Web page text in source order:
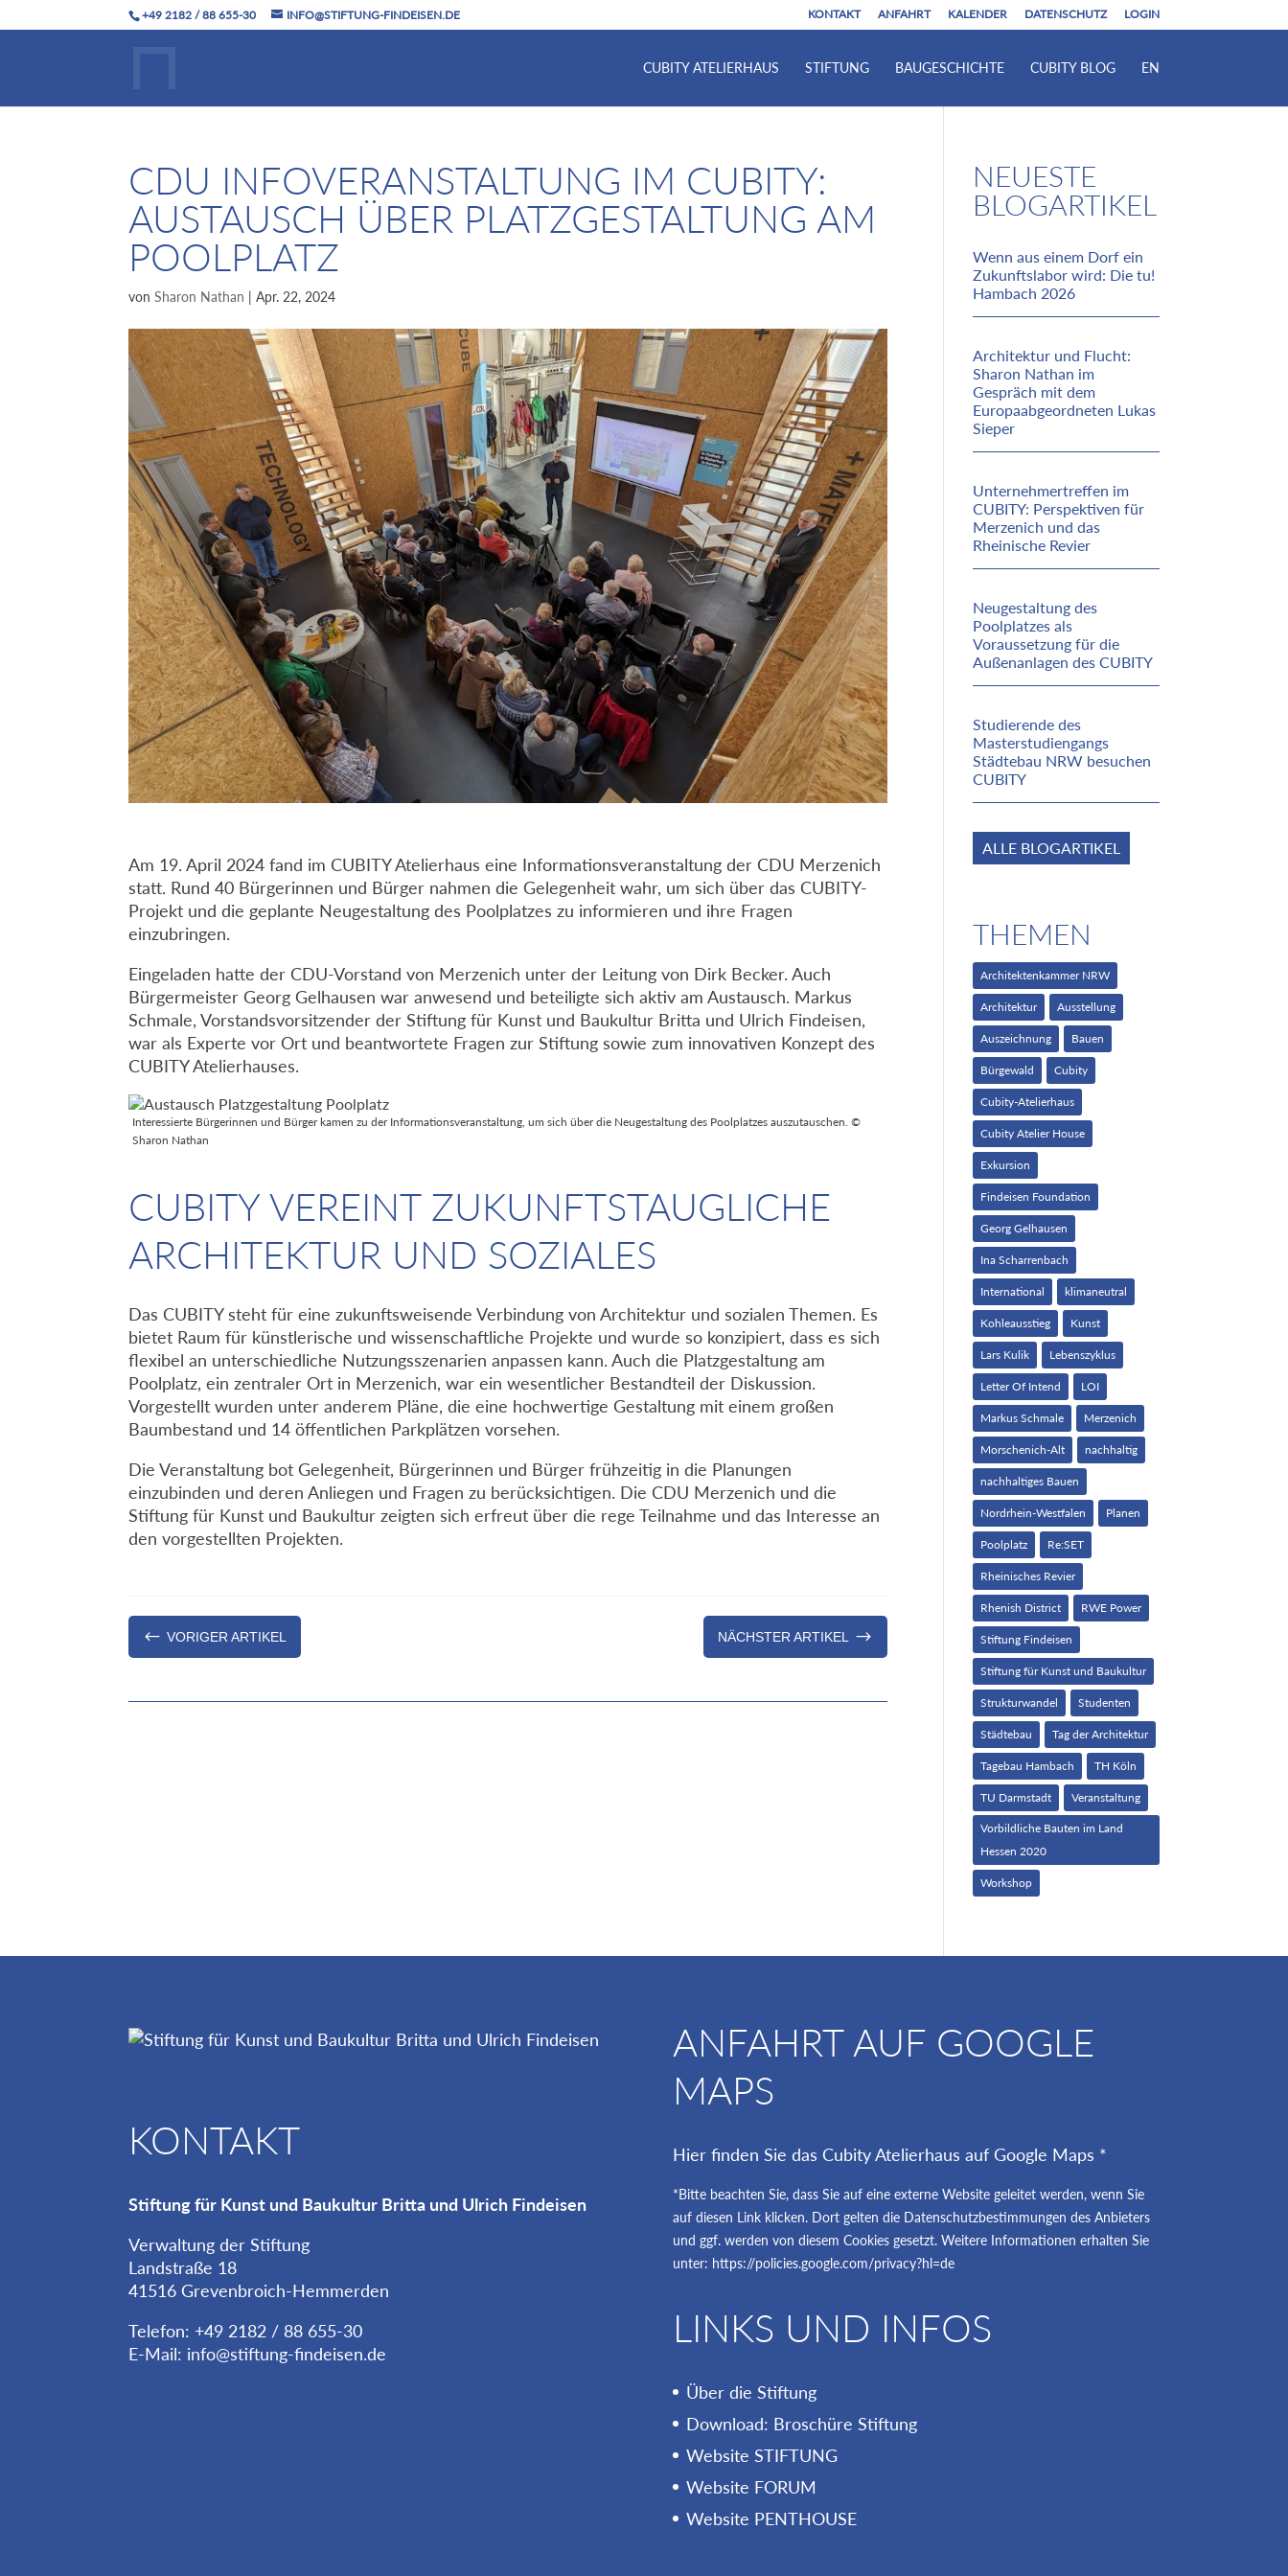
+49 2182 / 88 655-30 INFO@STIFTUNG-FINDEISEN.DE KONTAKT ANFAHRT KALENDER DATENSCHUTZ LOGIN
CUBITY ATELIERHAUS STIFTUNG BAUGESCHICHTE CUBITY BLOG EN
CDU INFOVERANSTALTUNG IM CUBITY:
AUSTAUSCH ÜBER PLATZGESTALTUNG AM
POOLPLATZ
vonSharon Nathan |Apr. 22, 2024
Am 19. April 2024 fand im CUBITY Atelierhaus eine Informationsveranstaltung der CDU Merzenich
statt. Rund 40 Bürgerinnen und Bürger nahmen die Gelegenheit wahr, um sich über das CUBITY-
Projekt und die geplante Neugestaltung des Poolplatzes zu informieren und ihre Fragen
einzubringen.
Eingeladen hatte der CDU-Vorstand von Merzenich unter der Leitung von Dirk Becker. Auch
Bürgermeister Georg Gelhausen war anwesend und beteiligte sich aktiv am Austausch. Markus
Schmale, Vorstandsvorsitzender der Stiftung für Kunst und Baukultur Britta und Ulrich Findeisen,
war als Experte vor Ort und beantwortete Fragen zur Stiftung sowie zum innovativen Konzept des
CUBITY Atelierhauses.
Interessierte Bürgerinnen und Bürger kamen zu der Informationsveranstaltung, um sich über die Neugestaltung des Poolplatzes auszutauschen. ©
Sharon Nathan
CUBITY VEREINT ZUKUNFTSTAUGLICHE
ARCHITEKTUR UND SOZIALES
Das CUBITY steht für eine zukunftsweisende Verbindung von Architektur und sozialen Themen. Es
bietet Raum für künstlerische und wissenschaftliche Projekte und wurde so konzipiert, dass es sich
flexibel an unterschiedliche Nutzungsszenarien anpassen kann. Auch die Platzgestaltung am
Poolplatz, ein zentraler Ort in Merzenich, war ein wesentlicher Bestandteil der Diskussion.
Vorgestellt wurden unter anderem Pläne, die eine hochwertige Gestaltung mit einem großen
Baumbestand und 14 öffentlichen Parkplätzen vorsehen.
Die Veranstaltung bot Gelegenheit, Bürgerinnen und Bürger frühzeitig in die Planungen
einzubinden und deren Anliegen und Fragen zu berücksichtigen. Die CDU Merzenich und die
Stiftung für Kunst und Baukultur zeigten sich erfreut über die rege Teilnahme und das Interesse an
den vorgestellten Projekten.
# VORIGER ARTIKEL NÄCHSTER ARTIKEL $
NEUESTE
BLOGARTIKEL
Wenn aus einem Dorf ein
Zukunftslabor wird: Die tu!
Hambach 2026
Architektur und Flucht:
Sharon Nathan im
Gespräch mit dem
Europaabgeordneten Lukas
Sieper
Unternehmertreffen im
CUBITY: Perspektiven für
Merzenich und das
Rheinische Revier
Neugestaltung des
Poolplatzes als
Voraussetzung für die
Außenanlagen des CUBITY
Studierende des
Masterstudiengangs
Städtebau NRW besuchen
CUBITY
ALLE BLOGARTIKEL
THEMEN
Architektenkammer NRW
Architektur Ausstellung
Auszeichnung Bauen
Bürgewald Cubity
Cubity-Atelierhaus
Cubity Atelier House
Exkursion
Findeisen Foundation
Georg Gelhausen
Ina Scharrenbach
International klimaneutral
Kohleausstieg Kunst
Lars Kulik Lebenszyklus
Letter Of Intend LOI
Markus Schmale Merzenich
Morschenich-Alt nachhaltig
nachhaltiges Bauen
Nordrhein-Westfalen Planen
Poolplatz Re:SET
Rheinisches Revier
Rhenish District RWE Power
Stiftung Findeisen
Stiftung für Kunst und Baukultur
Strukturwandel Studenten
Städtebau Tag der Architektur
Tagebau Hambach TH Köln
TU Darmstadt Veranstaltung
Vorbildliche Bauten im Land
Hessen 2020
Workshop
KONTAKT
Stiftung für Kunst und Baukultur Britta und Ulrich Findeisen
Verwaltung der Stiftung
Landstraße 18
41516 Grevenbroich-Hemmerden
Telefon: +49 2182 / 88 655-30
E-Mail: info@stiftung-findeisen.de
ANFAHRT AUF GOOGLE
MAPS
Hier finden Sie das Cubity Atelierhaus auf Google Maps *
*Bitte beachten Sie, dass Sie auf eine externe Website geleitet werden, wenn Sie
auf diesen Link klicken. Dort gelten die Datenschutzbestimmungen des Anbieters
und ggf. werden von diesem Cookies gesetzt. Weitere Informationen erhalten Sie
unter: https://policies.google.com/privacy?hl=de
LINKS UND INFOS
Über die Stiftung
Download: Broschüre Stiftung
Website STIFTUNG
Website FORUM
Website PENTHOUSE